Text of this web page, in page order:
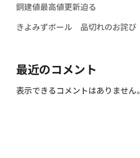
銅建値最高値更新迫る
きよみずボール 品切れのお詫び
最近のコメント
表示できるコメントはありません。